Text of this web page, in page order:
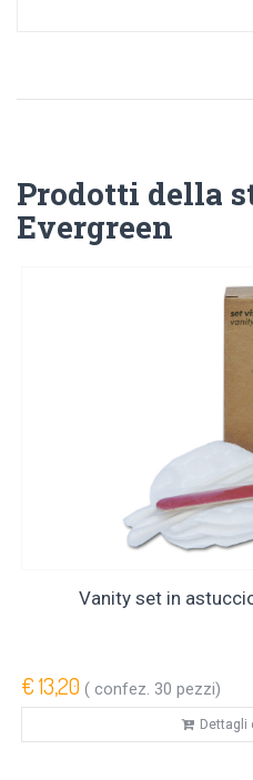
Prodotti della
Evergreen
Vanity set in
€ 13,20 ( confez. 30 pezzi)
Dettagli